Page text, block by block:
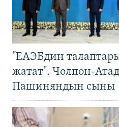
"ЕАЭБдин
жатат". Чолпон-
Пашиняндын сыны